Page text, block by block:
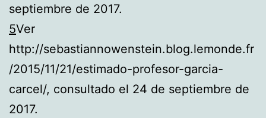
septiembre de 2017.
5Ver
http://sebastiannowenstein.blog.lemonde.fr
/2015/11/21/estimado-profesor-garcia-
carcel/, consultado el 24 de septiembre de
2017.